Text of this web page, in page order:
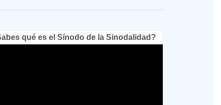
qué es el Sínodo de la Sinodalidad?